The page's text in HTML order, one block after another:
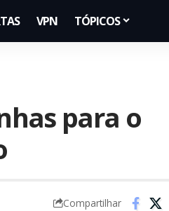
VPN TÓPICOS
para o
Compartilhar